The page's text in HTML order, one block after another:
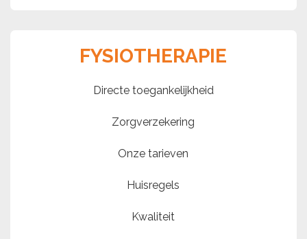
FYSIOTHERAPIE
Directe toegankelijkheid
Zorgverzekering
Onze tarieven
Huisregels
Kwaliteit